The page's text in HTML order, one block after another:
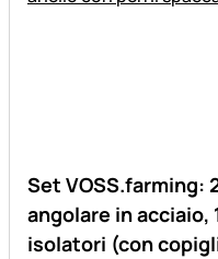
Set VOSS.farming:
angolare in acciaio,
isolatori (con